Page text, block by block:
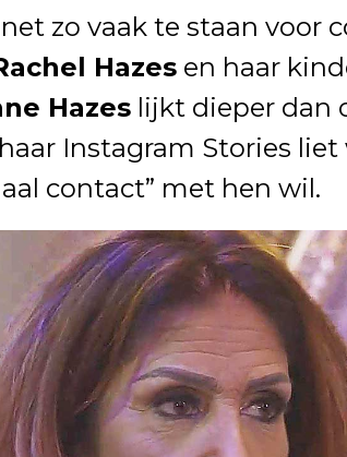
zo vaak te staan voor
Hazes en haar
Hazes lijkt dieper dan
Instagram Stories
contact” met hen wil.